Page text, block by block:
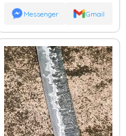
Messenger Gmail